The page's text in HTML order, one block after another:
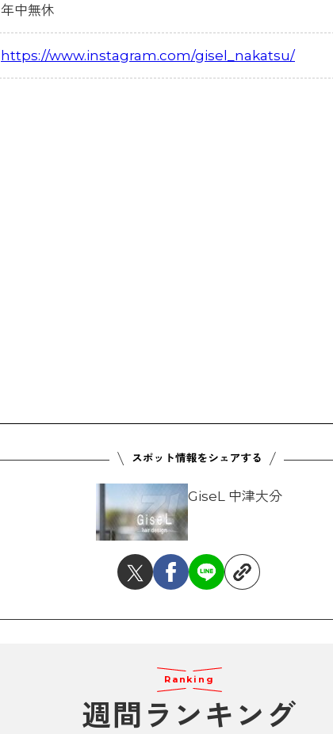
年中無休
https://www.instagram.com/gisel_nakatsu/
GiseL 中津大分
Ranking
週間ランキング